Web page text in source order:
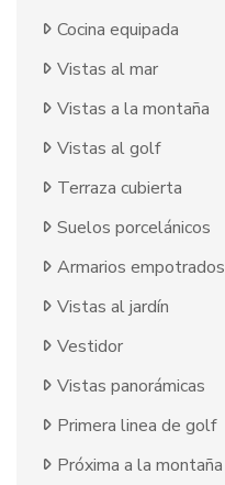
Cocina equipada
Vistas al mar
Vistas a la montaña
Vistas al golf
Terraza cubierta
Suelos porcelánicos
Armarios empotrados
Vistas al jardín
Vestidor
Vistas panorámicas
Primera linea de golf
Próxima a la montaña